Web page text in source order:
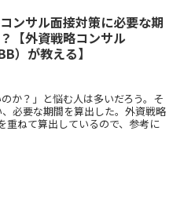
ンサル面接対策に必要な期
【外資戦略コンサル
）が教える】
か？」と悩む人は多いだろう。そ
必要な期間を算出した。外資戦略
重ねて算出しているので、参考に